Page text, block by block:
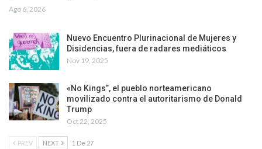
Ago 6, 2026
Nuevo Encuentro Plurinacional de Mujeres y
Disidencias, fuera de radares mediáticos
Nov 19, 2025
«No Kings”, el pueblo norteamericano
movilizado contra el autoritarismo de Donald
Trump
Oct 22, 2025
PREV NEXT 1 De 27